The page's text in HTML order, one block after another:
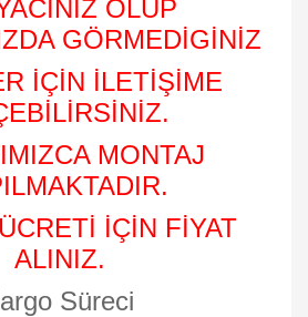
OLUP
GÖRMEDİGİNİZ
İÇİN İLETİŞİME
MONTAJ
İÇİN FİYAT
ALINIZ.
Süreci